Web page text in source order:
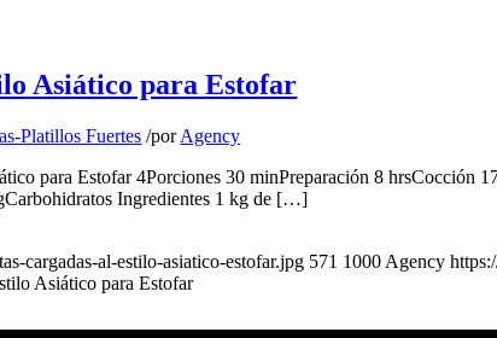
Asiático para Estofar
Platillos Fuertes /porAgency
para Estofar 4Porciones 30 minPreparación 8 hrsCocción
Ingredientes 1 kg de […]
cargadas-al-estilo-asiatico-estofar.jpg 571 1000 Agency
Asiático para Estofar